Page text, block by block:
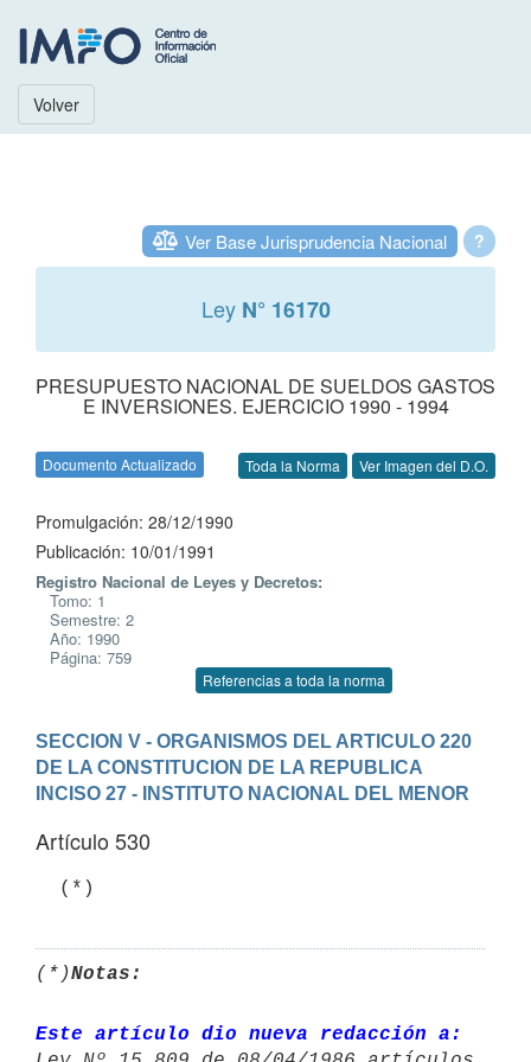
Volver
?
Ver Base Jurisprudencia Nacional
Ley N° 16170
PRESUPUESTO NACIONAL DE SUELDOS GASTOS
E INVERSIONES. EJERCICIO 1990 - 1994
Documento Actualizado Toda la Norma Ver Imagen del D.O.
Promulgación: 28/12/1990
Publicación: 10/01/1991
Registro Nacional de Leyes y Decretos:
Tomo: 1
Semestre: 2
Año: 1990
Página: 759
Referencias a toda la norma
SECCION V - ORGANISMOS DEL ARTICULO 220
DE LA CONSTITUCION DE LA REPUBLICA
INCISO 27 - INSTITUTO NACIONAL DEL MENOR
Artículo 530
(*)Notas:
Este artículo dio nueva redacción a: